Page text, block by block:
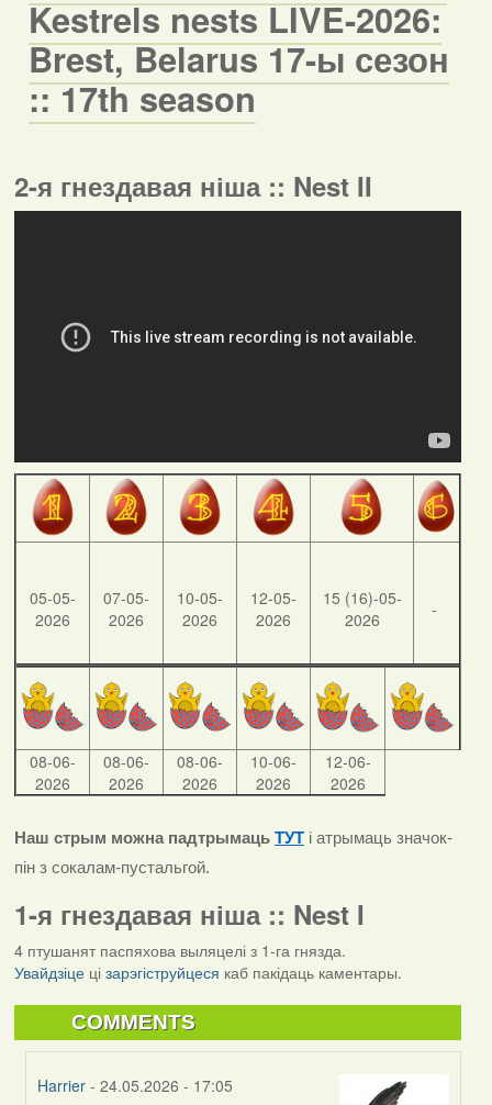
Kestrels nests LIVE-2026:
Brest, Belarus 17-ы сезон
:: 17th season
2-я гнездавая ніша :: Nest II
05-05-
2026
07-05-
2026
10-05-
2026
12-05-
2026
15 (16)-05-
2026
-
08-06-
2026
08-06-
2026
08-06-
2026
10-06-
2026
12-06-
2026
Наш стрым можна падтрымаць ТУТ і атрымаць значок-
пін з сокалам-пустальгой.
1-я гнездавая ніша :: Nest I
4 птушанят паспяхова выляцелі з 1-га гнязда.
Увайдзіцеці зарэгіструйцеся каб пакідаць каментары.
COMMENTS
Harrier - 24.05.2026 - 17:05